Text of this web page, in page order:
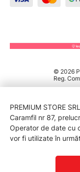
© 2026
Reg.
PREMIUM STORE
Caramfil nr 87,
Operator de date cu
vor fi utilizate în